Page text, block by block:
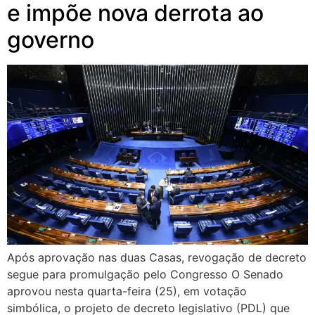
e impõe nova derrota ao
governo
Após aprovação nas duas Casas, revogação de decreto
segue para promulgação pelo Congresso O Senado
aprovou nesta quarta-feira (25), em votação
simbólica, o projeto de decreto legislativo (PDL) que